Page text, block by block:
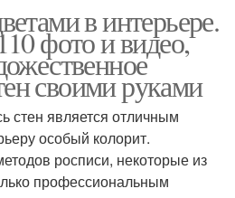
в интерьере.
фото и видео,
своими руками
стен является отличным
особый колорит.
росписи, некоторые из
профессиональным